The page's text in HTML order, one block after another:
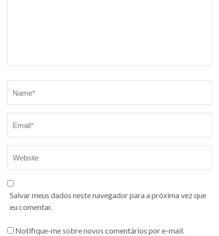
Salvar meus dados neste navegador para a próxima vez que
eu comentar.
Notifique-me sobre novos comentários por e-mail.